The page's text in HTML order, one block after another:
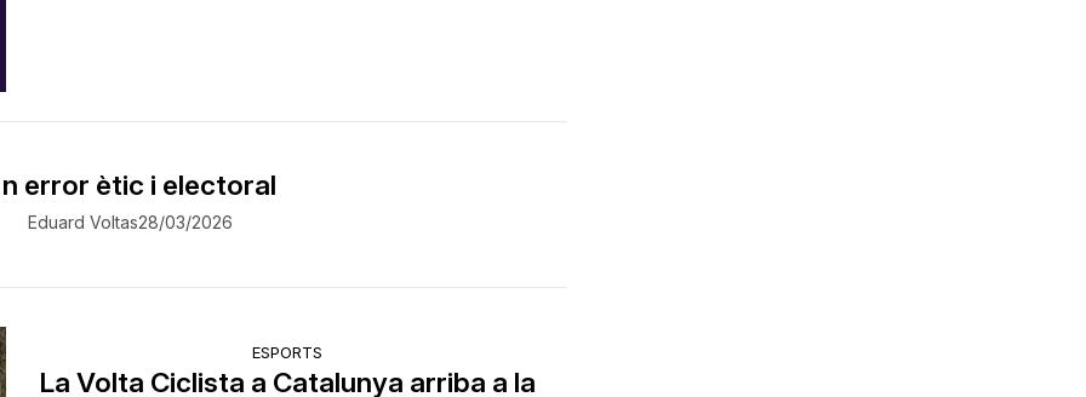
error ètic i electoral
Eduard Voltas28/03/2026
ESPORTS
La Volta Ciclista a Catalunya arriba a la